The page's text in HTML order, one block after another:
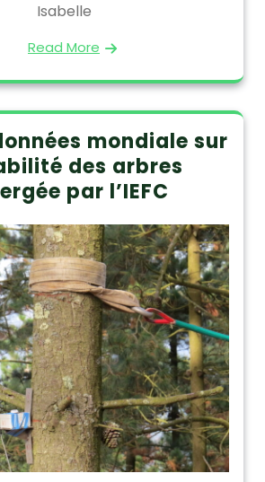
Isabelle
Read More
mondiale sur
des arbres
par l’IEFC